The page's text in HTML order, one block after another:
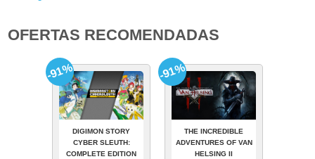
OFERTAS RECOMENDADAS
DIGIMON STORY
CYBER SLEUTH:
COMPLETE EDITION
-91%
THE INCREDIBLE
ADVENTURES OF VAN
HELSING II
-91%